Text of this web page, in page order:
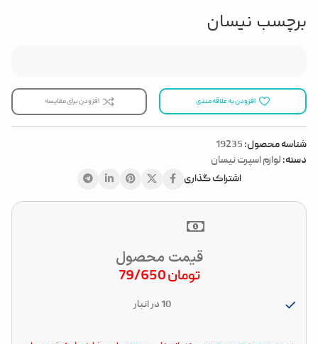
برچسب نیسان
افزودن به علاقه مندی افزودن برای مقایسه
شناسه محصول:19235
دسته: لوازم اسپرت نیسان
اشتراک گذاری
قیمت محصول
تومان
10 در انبار